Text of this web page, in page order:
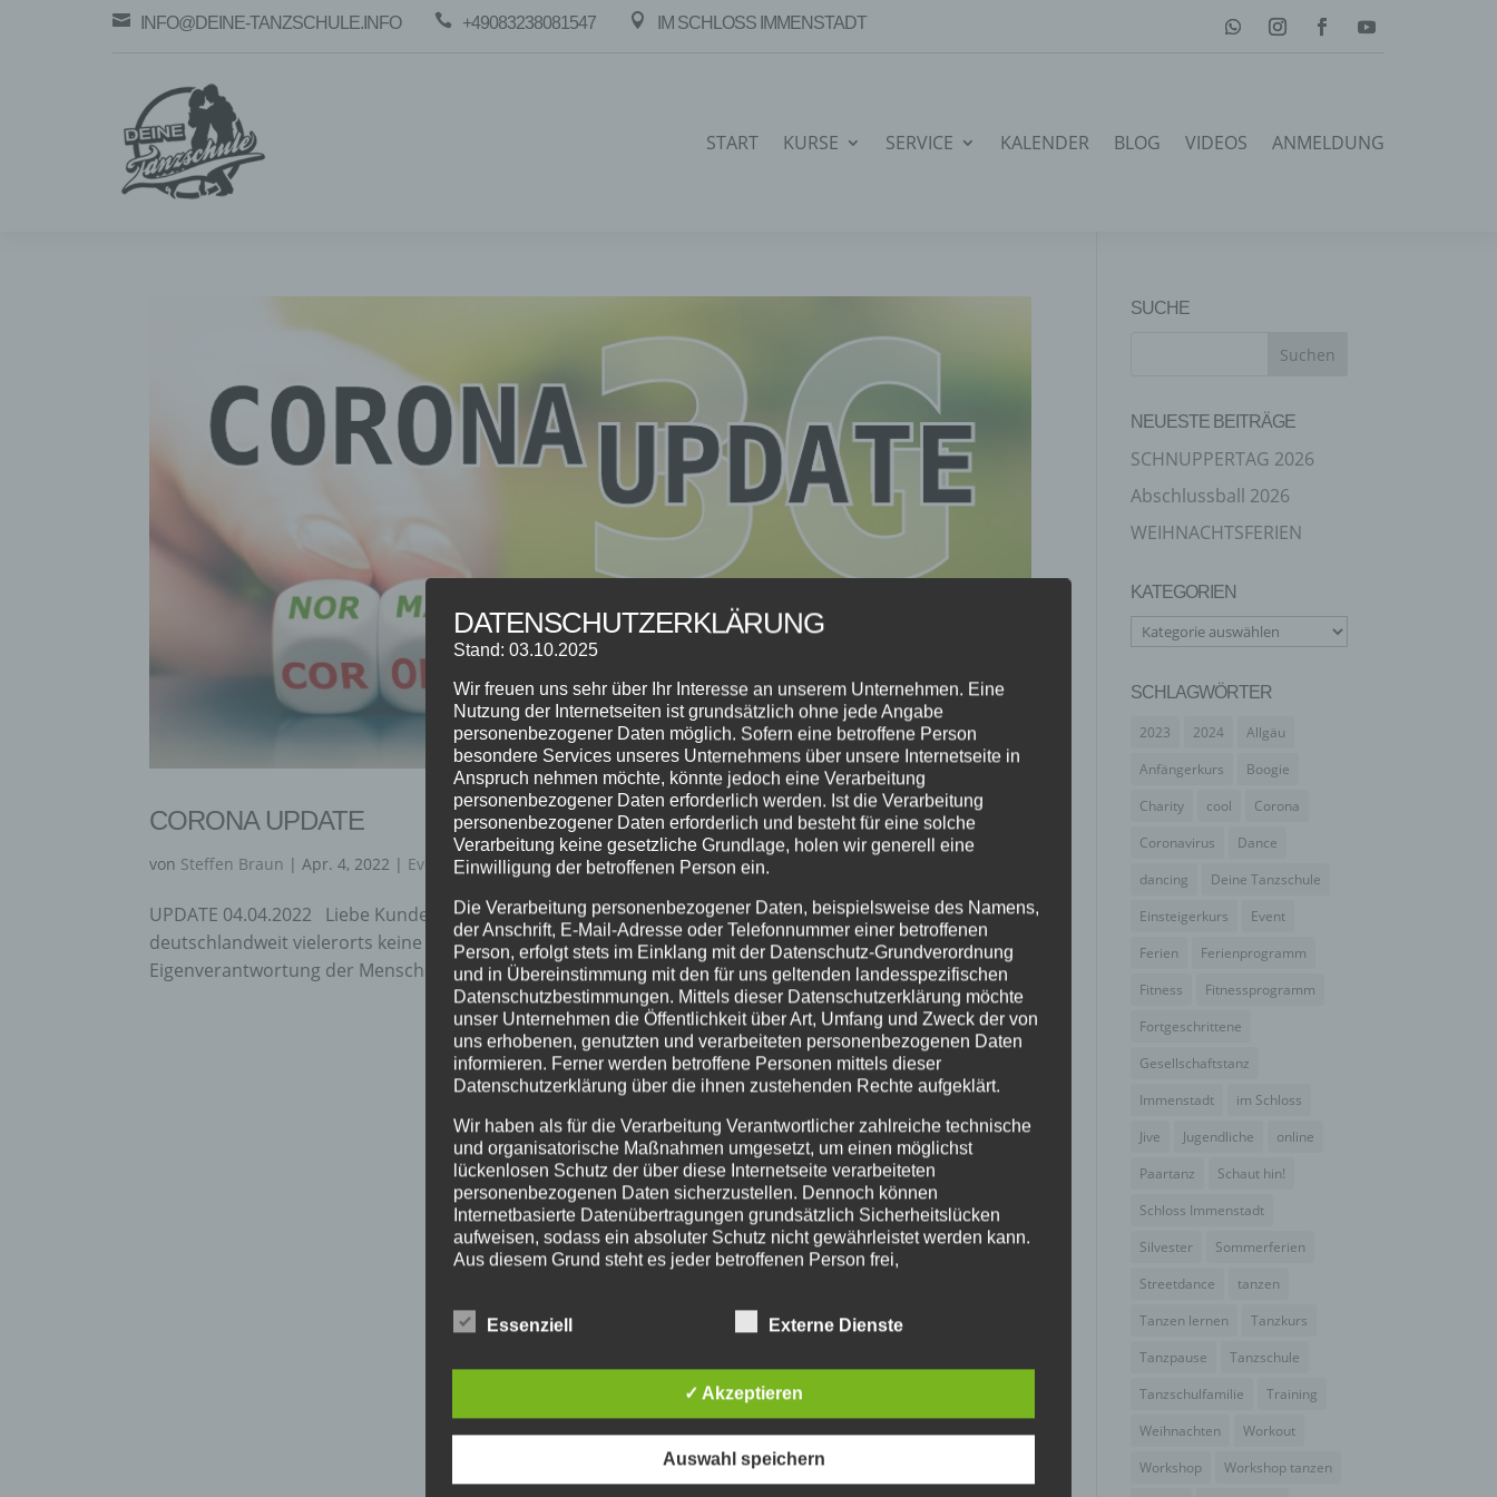
 INFO@DEINE-TANZSCHULE.INFO  +49083238081547  IM SCHLOSS IMMENSTADT
START KURSE SERVICE KALENDER BLOG VIDEOS ANMELDUNG
CORONA UPDATE
von Steffen Braun |Apr. 4, 2022 | Event ,Fitnesskurse ,Info,Jugendkurse,Kinderkurse
UPDATE 04.04.2022 Liebe Kunden & Freunde der Tanzschule, seit diesem Wochenende gibt es
deutschlandweit vielerorts keine Maskenpflicht mehr und die Regierung setzt auf die
Eigenverantwortung der Menschen und Unternehmen. Zum Schutz unserer Kunden und...
SUCHE
NEUESTE BEITRÄGE
SCHNUPPERTAG 2026
Abschlussball 2026
WEIHNACHTSFERIEN
KATEGORIEN
Kategorien
SCHLAGWÖRTER
2023 2024
Allgäu
Anfängerkurs
Boogie
Charity
cool
Corona
Coronavirus
Dance
dancing
Deine Tanzschule
Einsteigerkurs
Event
Ferien
Ferienprogramm
Fitness
Fitnessprogramm
Fortgeschrittene
Gesellschaftstanz
Immenstadt
im Schloss
Jive
Jugendliche
online
Paartanz
Schaut hin!
Schloss Immenstadt
Silvester
Sommerferien
Streetdance
tanzen
Tanzen lernen
Tanzkurs
Tanzpause
Tanzschule
Tanzschulfamilie
Training
Weihnachten
Workout
Workshop
Workshop tanzen
DATENSCHUTZERKLÄRUNG
Stand: 03.10.2025
Wir freuen uns sehr über Ihr Interesse an unserem Unternehmen. Eine
Nutzung der Internetseiten ist grundsätzlich ohne jede Angabe
personenbezogener Daten möglich. Sofern eine betroffene Person
besondere Services unseres Unternehmens über unsere Internetseite in
Anspruch nehmen möchte, könnte jedoch eine Verarbeitung
personenbezogener Daten erforderlich werden. Ist die Verarbeitung
personenbezogener Daten erforderlich und besteht für eine solche
Verarbeitung keine gesetzliche Grundlage, holen wir generell eine
Einwilligung der betroffenen Person ein.
Die Verarbeitung personenbezogener Daten, beispielsweise des Namens,
der Anschrift, E-Mail-Adresse oder Telefonnummer einer betroffenen
Person, erfolgt stets im Einklang mit der Datenschutz-Grundverordnung
und in Übereinstimmung mit den für uns geltenden landesspezifischen
Datenschutzbestimmungen. Mittels dieser Datenschutzerklärung möchte
unser Unternehmen die Öffentlichkeit über Art, Umfang und Zweck der von
uns erhobenen, genutzten und verarbeiteten personenbezogenen Daten
informieren. Ferner werden betroffene Personen mittels dieser
Datenschutzerklärung über die ihnen zustehenden Rechte aufgeklärt.
Wir haben als für die Verarbeitung Verantwortlicher zahlreiche technische
und organisatorische Maßnahmen umgesetzt, um einen möglichst
lückenlosen Schutz der über diese Internetseite verarbeiteten
personenbezogenen Daten sicherzustellen. Dennoch können
Internetbasierte Datenübertragungen grundsätzlich Sicherheitslücken
aufweisen, sodass ein absoluter Schutz nicht gewährleistet werden kann.
Aus diesem Grund steht es jeder betroffenen Person frei,
Die Datenschutzerklärung beruht auf den Begrifflichkeiten, die durch den
Europäischen Richtlinien- und Verordnungsgeber beim Erlass der
Datenschutz-Grundverordnung (DS-GVO) verwendet wurden. Unsere
Essenziell Externe Dienste
✓ Akzeptieren
Auswahl speichern